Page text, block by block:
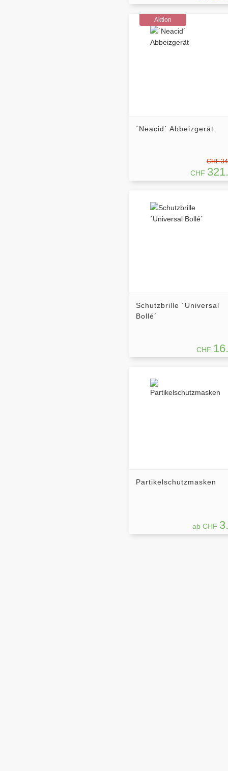
Aktion
´Neacid´ Abbeizgerät
CHF
CHF
Schutzbrille ´Universal
Bollé´
CHF
Partikelschutzmasken
ab CHF